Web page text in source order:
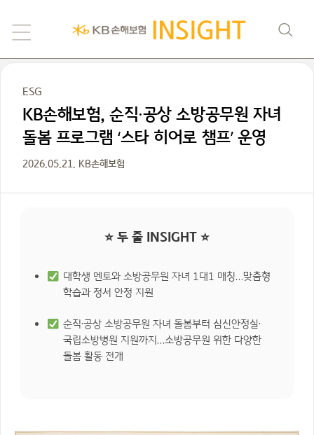
ESG
KB손해보험, 순직·공상 소방공무원 자녀
돌봄 프로그램 ‘스타 히어로 챔프’ 운영
2026.05.21. KB손해보험
⭐ 두 줄 INSIGHT ⭐
대학생 멘토와 소방공무원 자녀 1대1 매칭…맞춤형
학습과 정서 안정 지원
순직·공상 소방공무원 자녀 돌봄부터 심신안정실·
국립소방병원 지원까지…소방공무원 위한 다양한
돌봄 활동 전개